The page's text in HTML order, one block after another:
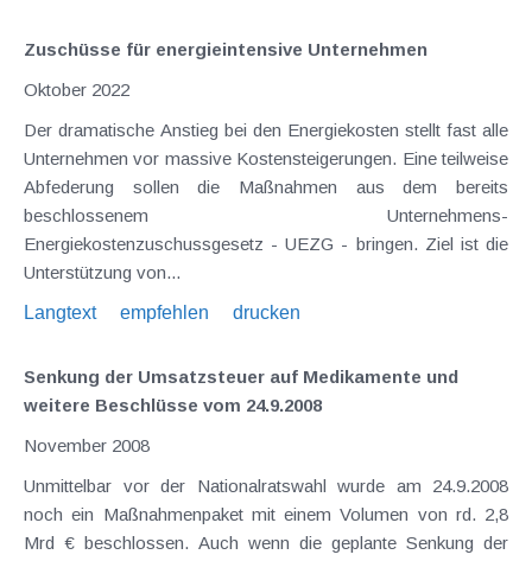
Zuschüsse für energieintensive Unternehmen
Oktober 2022
Der dramatische Anstieg bei den Energiekosten stellt fast alle
Unternehmen vor massive Kostensteigerungen. Eine teilweise
Abfederung sollen die Maßnahmen aus dem bereits
beschlossenem Unternehmens-
Energiekostenzuschussgesetz - UEZG - bringen. Ziel ist die
Unterstützung von...
Langtext
empfehlen drucken
Senkung der Umsatzsteuer auf Medikamente und
weitere Beschlüsse vom 24.9.2008
November 2008
Unmittelbar vor der Nationalratswahl wurde am 24.9.2008
noch ein Maßnahmenpaket mit einem Volumen von rd. 2,8
Mrd € beschlossen. Auch wenn die geplante Senkung der